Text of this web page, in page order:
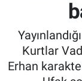
Kurtlar
Erhan
EKONOMİ
SAĞLIK
Süper
Tüm
Son